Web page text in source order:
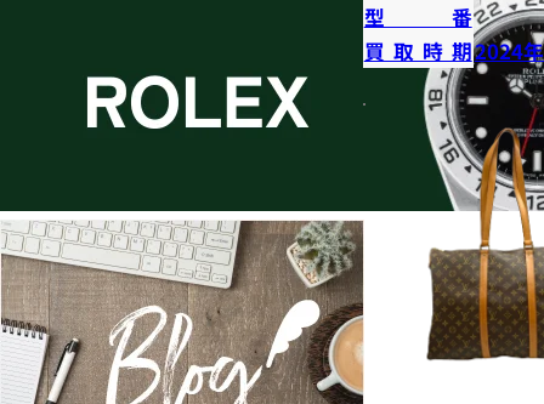
型番
買取時期2024